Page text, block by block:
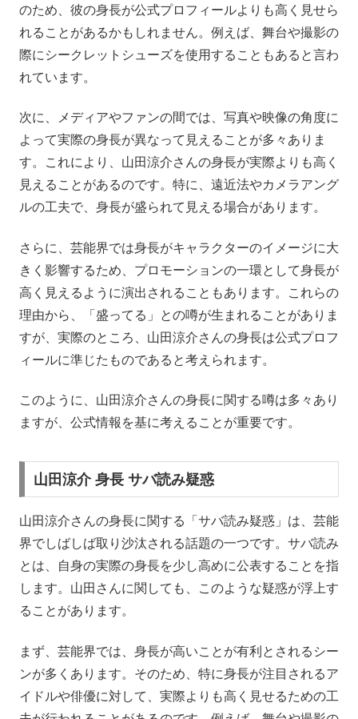
のため、彼の身長が公式プロフィールよりも高く見せら
れることがあるかもしれません。例えば、舞台や撮影の
際にシークレットシューズを使用することもあると言わ
れています。
次に、メディアやファンの間では、写真や映像の角度に
よって実際の身長が異なって見えることが多々ありま
す。これにより、山田涼介さんの身長が実際よりも高く
見えることがあるのです。特に、遠近法やカメラアング
ルの工夫で、身長が盛られて見える場合があります。
さらに、芸能界では身長がキャラクターのイメージに大
きく影響するため、プロモーションの一環として身長が
高く見えるように演出されることもあります。これらの
理由から、「盛ってる」との噂が生まれることがありま
すが、実際のところ、山田涼介さんの身長は公式プロフ
ィールに準じたものであると考えられます。
このように、山田涼介さんの身長に関する噂は多々あり
ますが、公式情報を基に考えることが重要です。
山田涼介 身長 サバ読み疑惑
山田涼介さんの身長に関する「サバ読み疑惑」は、芸能
界でしばしば取り沙汰される話題の一つです。サバ読み
とは、自身の実際の身長を少し高めに公表することを指
します。山田さんに関しても、このような疑惑が浮上す
ることがあります。
まず、芸能界では、身長が高いことが有利とされるシー
ンが多くあります。そのため、特に身長が注目されるア
イドルや俳優に対して、実際よりも高く見せるための工